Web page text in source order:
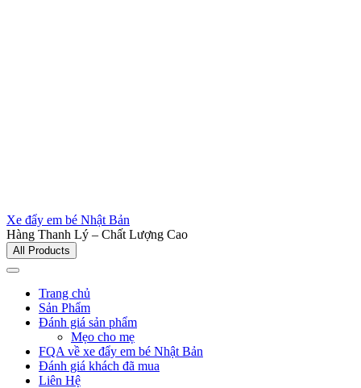
Xe đẩy em bé Nhật Bản
Hàng Thanh Lý – Chất Lượng Cao
All Products
Trang chủ
Sản Phẩm
Đánh giá sản phẩm
Mẹo cho mẹ
FQA về xe đẩy em bé Nhật Bản
Đánh giá khách đã mua
Liên Hệ